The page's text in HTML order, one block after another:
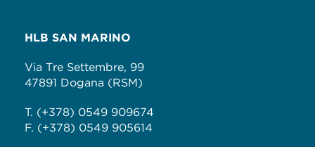
HLB SAN MARINO
Via Tre Settembre, 99
47891 Dogana (RSM)
T. (+378) 0549 909674
F. (+378) 0549 905614